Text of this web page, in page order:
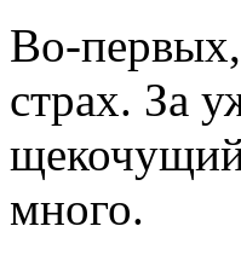
Во-
страх. За
много.